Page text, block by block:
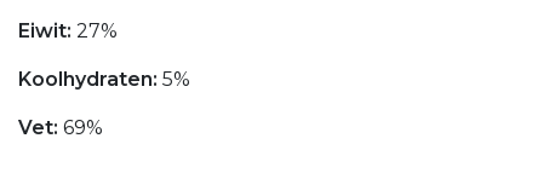
Eiwit: 27%
Koolhydraten: 5%
Vet: 69%